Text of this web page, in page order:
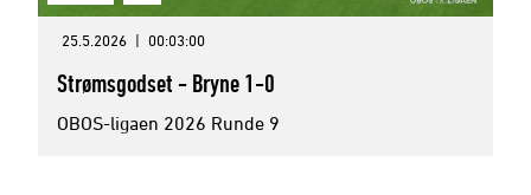
25.5.2026 | 00:03:00
Strømsgodset - Bryne 1-0
OBOS-ligaen 2026 Runde 9